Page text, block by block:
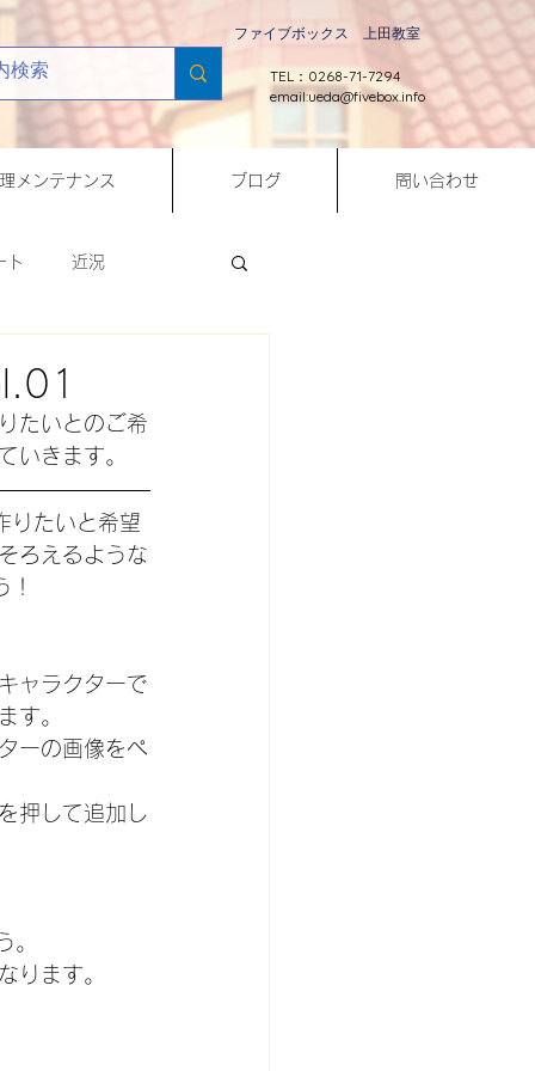
TEL：0268-71-7294
email:ueda@fivebox.info
ファイブボックス 上田教室
メンテナンス ブログ 問い合わせ
ト 近況
理メンテナンス
たいとのご希
いきます。
りたいと希望
ろえるような
ャラクターで
す。
ーの画像をぺ
押して追加し
。
ります。